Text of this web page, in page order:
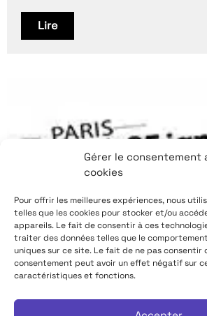
Gérer le consentement
cookies
Pour offrir les meilleures expériences, nous
telles que les cookies pour stocker et/ou
appareils. Le fait de consentir à ces
traiter des données telles que le
uniques sur ce site. Le fait de ne pas consentir
consentement peut avoir un effet négatif sur
caractéristiques et fonctions.
Lire